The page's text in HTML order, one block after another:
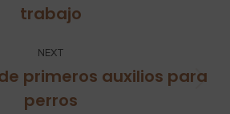
trabajo
NEXT
primeros auxilios para
perros